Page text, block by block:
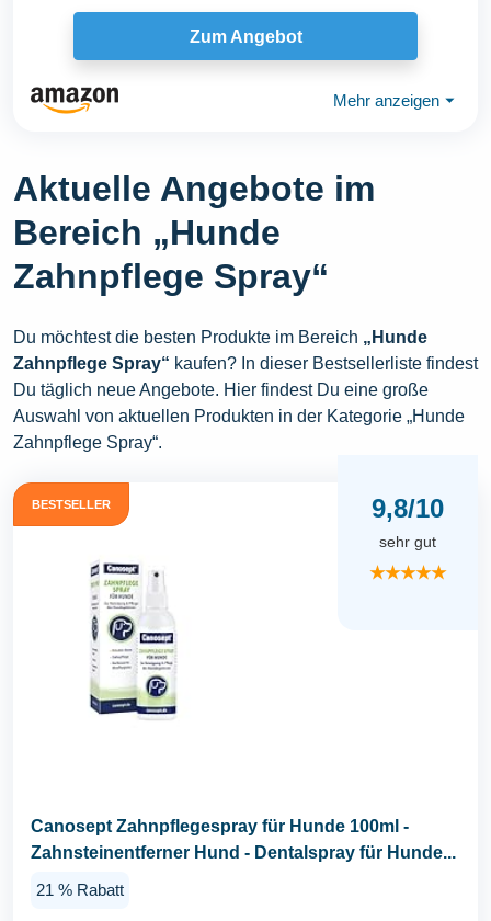
Zum Angebot
Mehr anzeigen ⏷
Aktuelle Angebote im
Bereich „Hunde
Zahnpflege Spray“
Du möchtest die besten Produkte im Bereich „Hunde
Zahnpflege Spray“ kaufen? In dieser Bestsellerliste findest
Du täglich neue Angebote. Hier findest Du eine große
Auswahl von aktuellen Produkten in der Kategorie „Hunde
Zahnpflege Spray“.
BESTSELLER 9,8/10
sehr gut
★★★★★
Canosept Zahnpflegespray für Hunde 100ml -
Zahnsteinentferner Hund - Dentalspray für Hunde...
21 % Rabatt